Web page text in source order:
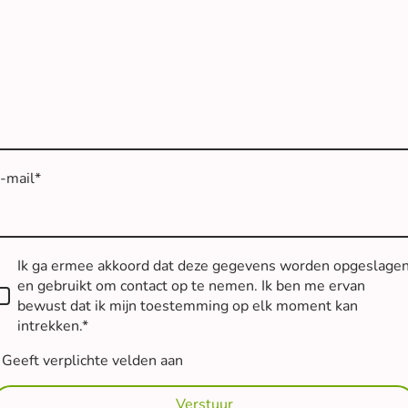
mail*
Ik ga ermee akkoord dat deze gegevens worden
en gebruikt om contact op te nemen. Ik ben me ervan
bewust dat ik mijn toestemming op elk moment kan
intrekken.*
verplichte velden aan